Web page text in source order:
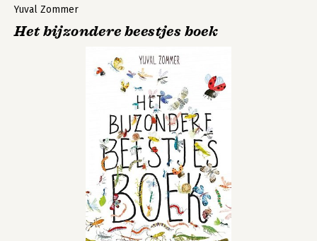
Yuval Zommer
Het bijzondere beestjes boek